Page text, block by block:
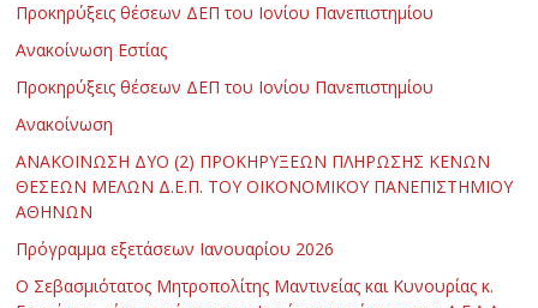
Προκηρύξεις θέσεων ΔΕΠ του Ιονίου Πανεπιστημίου
Ανακοίνωση Εστίας
Προκηρύξεις θέσεων ΔΕΠ του Ιονίου Πανεπιστημίου
Ανακοίνωση
ΑΝΑΚΟΙΝΩΣΗ ΔΥΟ (2) ΠΡΟΚΗΡΥΞΕΩΝ ΠΛΗΡΩΣΗΣ ΚΕΝΩΝ
ΘΕΣΕΩΝ ΜΕΛΩΝ Δ.Ε.Π. ΤΟΥ ΟΙΚΟΝΟΜΙΚΟΥ ΠΑΝΕΠΙΣΤΗΜΙΟΥ
ΑΘΗΝΩΝ
Πρόγραμμα εξετάσεων Ιανουαρίου 2026
Ο Σεβασμιότατος Μητροπολίτης Μαντινείας και Κυνουρίας κ.